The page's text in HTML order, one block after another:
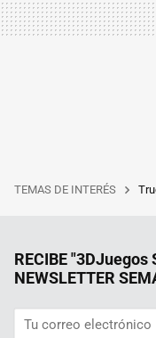
TEMAS DE INTERÉS
RECIBE "3DJuegos
NEWSLETTER